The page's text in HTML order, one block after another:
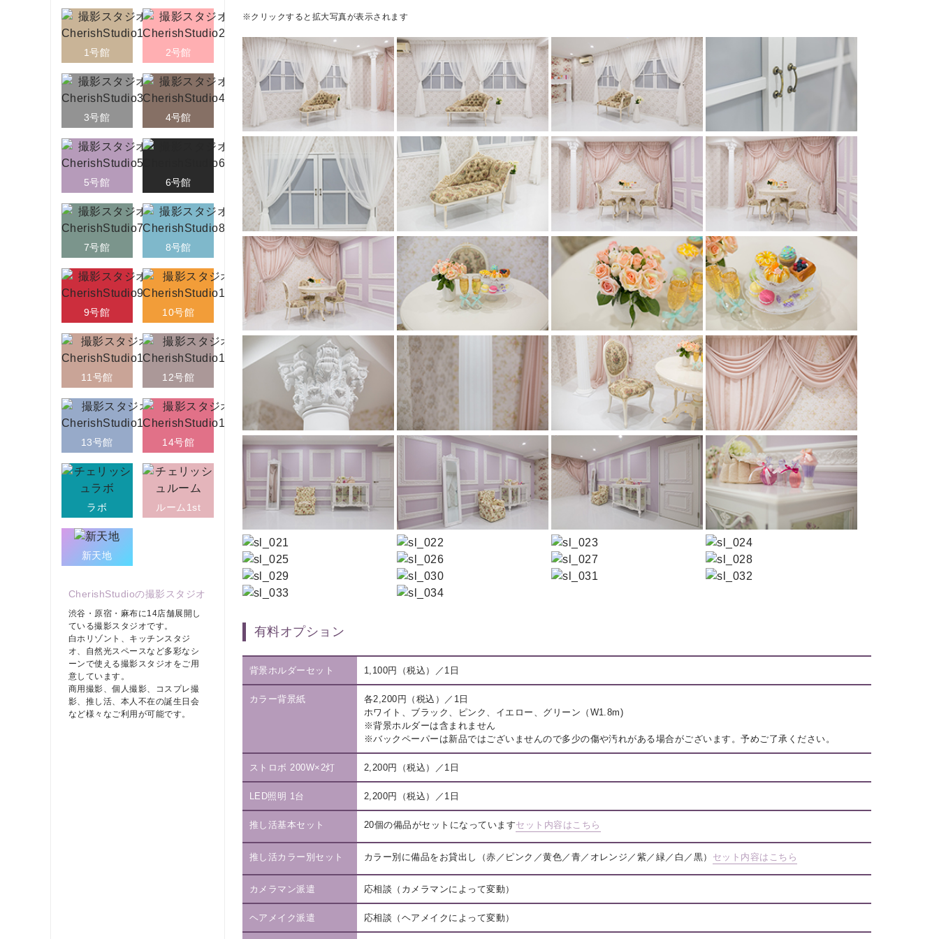
1号館 2号館
3号館 4号館
5号館 6号館
7号館 8号館
9号館 10号館
11号館 12号館
13号館 14号館
ラボ ルーム1st
新天地
CherishStudioの撮影スタジオ
渋谷・原宿・麻布に14店舗展開し
ている撮影スタジオです。
白ホリゾント、キッチンスタジ
オ、自然光スペースなど多彩なシ
ーンで使える撮影スタジオをご用
意しています。
商用撮影、個人撮影、コスプレ撮
影、推し活、本人不在の誕生日会
など様々なご利用が可能です。
※クリックすると拡大写真が表示されます
有料オプション
背景ホルダーセット 1,100円（税込）／1日
カラー背景紙
各2,200円（税込）／1日
ホワイト、ブラック、ピンク、イエロー、グリーン（W1.8m)
※背景ホルダーは含まれません
※バックペーパーは新品ではございませんので多少の傷や汚れがある場合がございます。予めご了承ください。
ストロボ 200W×2灯 2,200円（税込）／1日
LED照明 1台 2,200円（税込）／1日
推し活基本セット 20個の備品がセットになっていますセット内容はこちら
推し活カラー別セット カラー別に備品をお貸出し（赤／ピンク／黄色／青／オレンジ／紫／緑／白／黒） セット内容はこちら
カメラマン派遣 応相談（カメラマンによって変動）
ヘアメイク派遣 応相談（ヘアメイクによって変動）